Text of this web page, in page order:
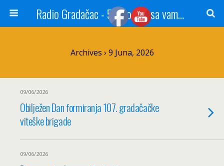
Radio Gradačac - 56 godina sa vama...
Archives › 9 Juna, 2026
09/06/2026
Obilježen Dan formiranja 107. gradačačke
viteške brigade
09/06/2026